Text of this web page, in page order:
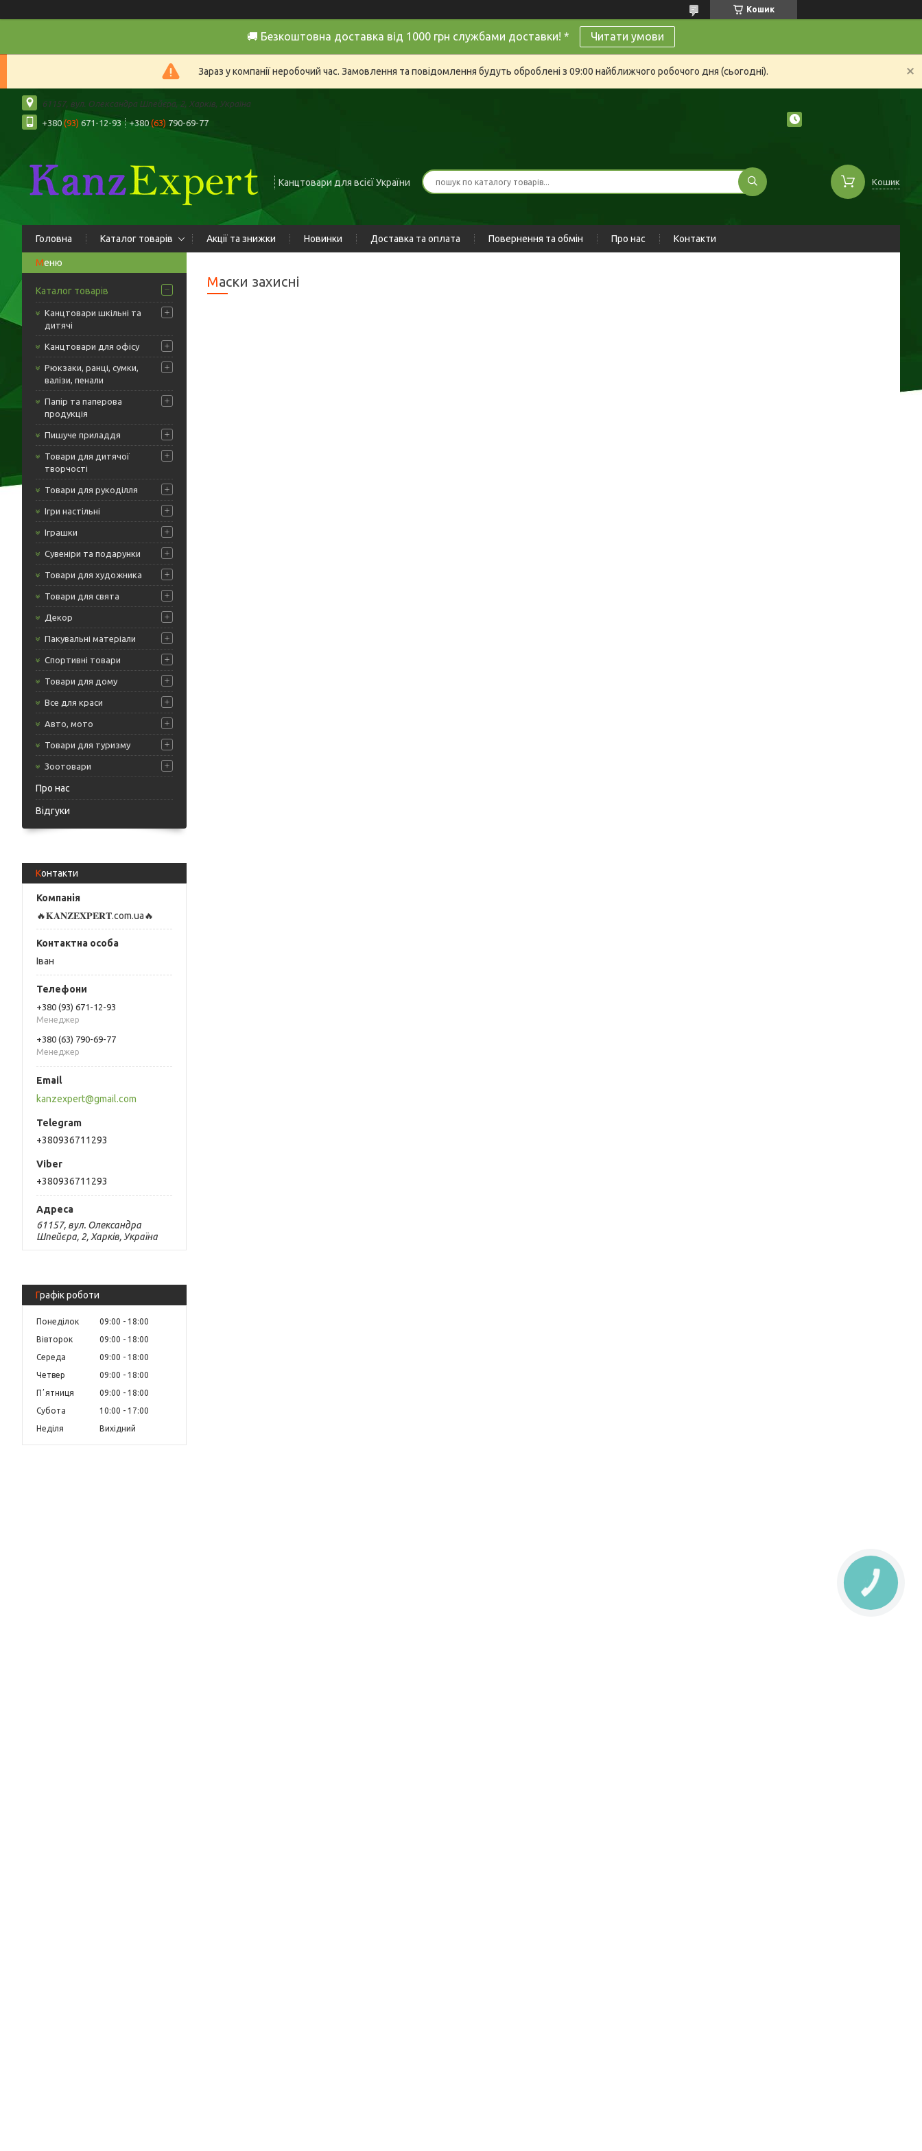
Кошик
🚚 Безкоштовна доставка від 1000 грн службами доставки! * Читати умови
Зараз у компанії неробочий час. Замовлення та повідомлення будуть оброблені з 09:00 найближчого робочого дня (сьогодні).
61157, вул. Олександра Шпейєра, 2, Харків, Україна
+380(93) 671-12-93 +380 (63) 790-69-77
Канцтовари для всієї України Кошик
Головна Каталог товарів Акції та знижки Новинки Доставка та оплата Повернення та обмін Про нас Контакти
Каталог товарів
Канцтовари шкільні та
дитячі
Канцтовари для офісу
Рюкзаки, ранці, сумки,
валізи, пенали
Папір та паперова
продукція
Пишуче приладдя
Товари для дитячої
творчості
Товари для рукоділля
Ігри настільні
Іграшки
Сувеніри та подарунки
Товари для художника
Товари для свята
Декор
Пакувальні матеріали
Спортивні товари
Товари для дому
Все для краси
Авто, мото
Товари для туризму
Зоотовари
Про нас
Відгуки
Контакти
🔥𝐊𝐀𝐍𝐙𝐄𝐗𝐏𝐄𝐑𝐓.com.ua🔥
Іван
+380 (93) 671-12-93
Менеджер
+380 (63) 790-69-77
Менеджер
kanzexpert@gmail.com
+380936711293
+380936711293
61157, вул. Олександра
Шпейєра, 2, Харків, Україна
Графік роботи
Понеділок 09:00
18:00
Вівторок
09:00
18:00
Середа
09:00
18:00
Четвер
09:00
18:00
Пʼятниця
09:00
18:00
Субота
10:00
17:00
Неділя
Вихідний
Маски захисні